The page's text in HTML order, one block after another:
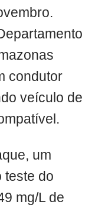
condutor
veículo de
um
teste do
mg/L de